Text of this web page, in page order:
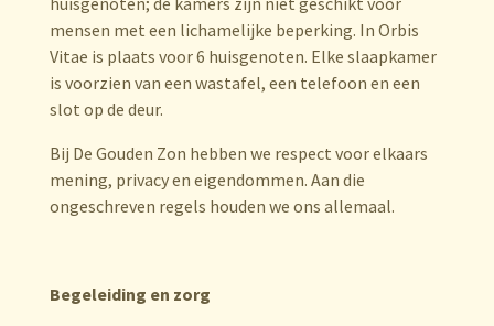
mensen met een lichamelijke beperking. In Orbis
Vitae is plaats voor 6 huisgenoten. Elke slaapkamer
is voorzien van een wastafel, een telefoon en een
slot op de deur.
Bij De Gouden Zon hebben we respect voor elkaars
mening, privacy en eigendommen. Aan die
ongeschreven regels houden we ons allemaal.
Begeleiding en zorg